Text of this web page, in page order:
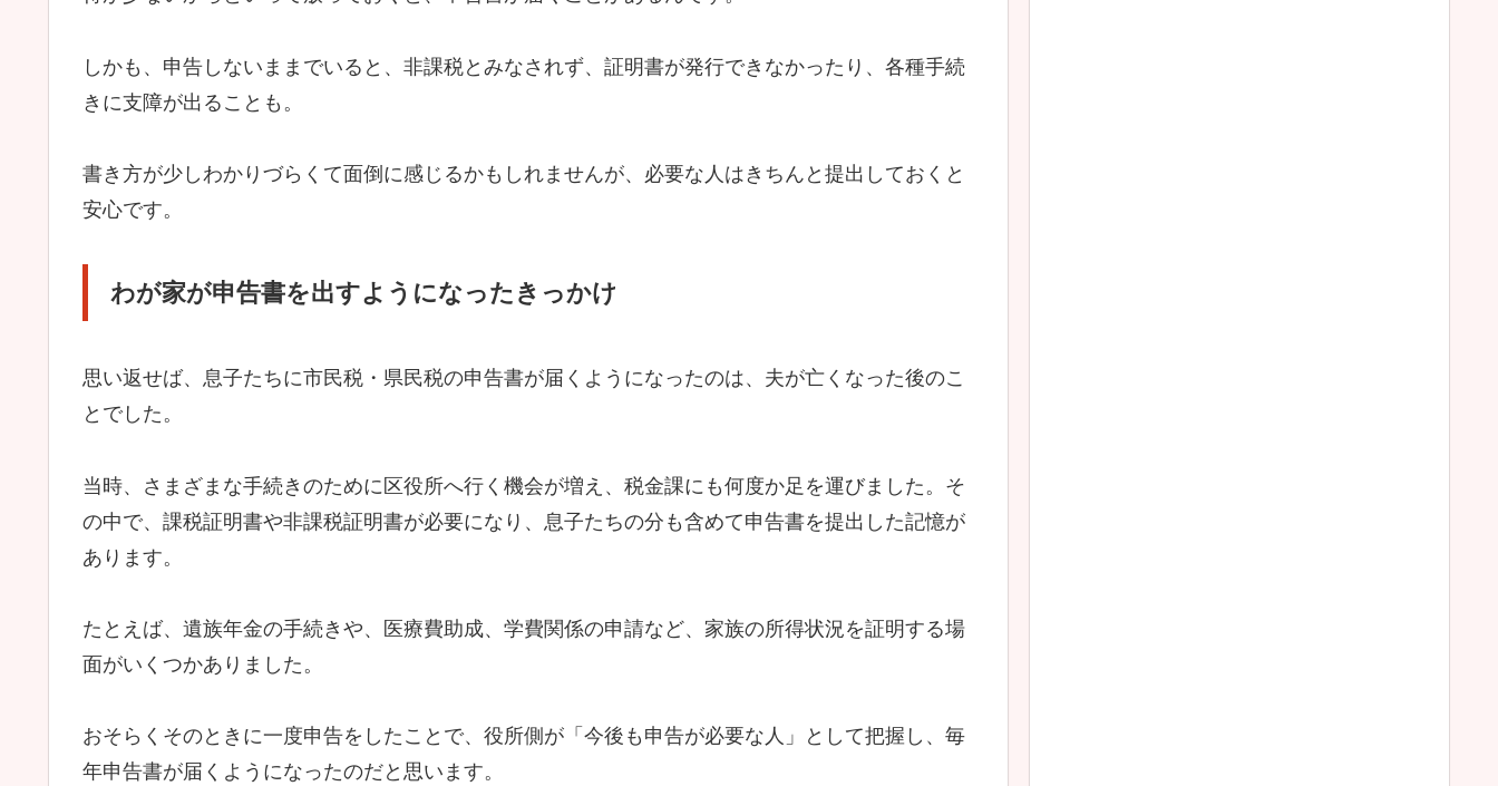
しかも、申告しないままでいると、非課税とみなされず、証明書が発行できなかったり、各種手続
きに支障が出ることも。
書き方が少しわかりづらくて面倒に感じるかもしれませんが、必要な人はきちんと提出しておくと
安心です。
わが家が申告書を出すようになったきっかけ
思い返せば、息子たちに市民税・県民税の申告書が届くようになったのは、夫が亡くなった後のこ
とでした。
当時、さまざまな手続きのために区役所へ行く機会が増え、税金課にも何度か足を運びました。そ
の中で、課税証明書や非課税証明書が必要になり、息子たちの分も含めて申告書を提出した記憶が
あります。
たとえば、遺族年金の手続きや、医療費助成、学費関係の申請など、家族の所得状況を証明する場
面がいくつかありました。
おそらくそのときに一度申告をしたことで、役所側が「今後も申告が必要な人」として把握し、毎
年申告書が届くようになったのだと思います。